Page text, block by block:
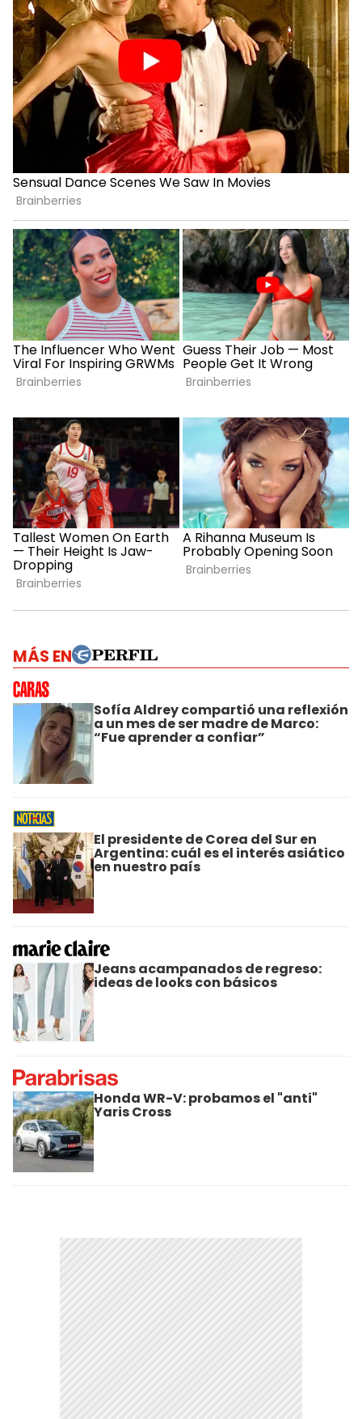
MÁS EN
Sofía Aldrey compartió una reflexión
a un mes de ser madre de Marco:
“Fue aprender a confiar”
El presidente de Corea del Sur en
Argentina: cuál es el interés asiático
en nuestro país
Jeans acampanados de regreso:
ideas de looks con básicos
Honda WR-V: probamos el "anti"
Yaris Cross